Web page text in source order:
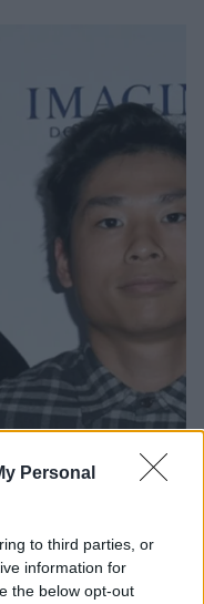
Personal
to third parties, or
information for
the below opt-out
του γιου της
- Το στόμα του ήταν